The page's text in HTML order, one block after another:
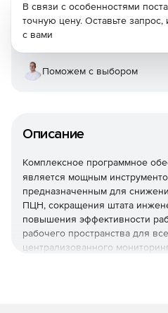
Описание
Комплексное программное
является мощным
предназначенным для
ПЦН, сокращения штата
повышения эффективности
рабочего пространства для
централизованного
В связи с особенностями
точную цену. Оставьте
с вами
Поможем с выбором